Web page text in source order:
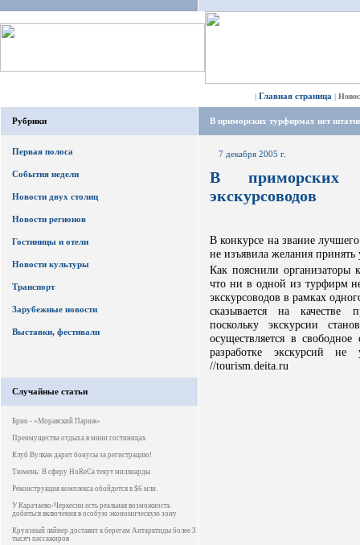
| Главная страница |
Рубрики
Первая полоса
События недели
Новости двух столиц
Новости регионов
Гостиницы и отели
Новости культуры
Транспорт
Зарубежные новости
Выставки, фестивали
Случайные статьи
Брно - «Моравский Париж»
Преимущества отдыха в мини гостиницах
Клуб Вулкан дарит бонусы за регистрацию!
Тюмень: В сферу HoReCa текут миллиарды
Реконструкция комплекса обойдется в $6 млн.
У Карачаево-Черкесии есть реальная возможность
добиться включения в особую экономическую зону
Круизный лайнер доставит к берегам Антарктиды более 3
тысяч пассажиров
В приморских турфирмах нет
7 декабря 2005 г.
В приморских
экскурсоводов
В конкурсе на звание
не изъявила желания
Как пояснили организаторы
что ни в одной из турфирм
экскурсоводов в рамках
сказывается на качестве
поскольку экскурсии
осуществляется в
разработке экскурсий
//tourism.deita.ru